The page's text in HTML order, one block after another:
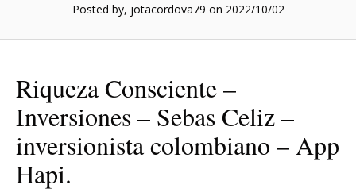
Posted by, jotacordova79 on 2022/10/02
Riqueza Consciente –
Inversiones – Sebas Celiz –
inversionista colombiano – App
Hapi.